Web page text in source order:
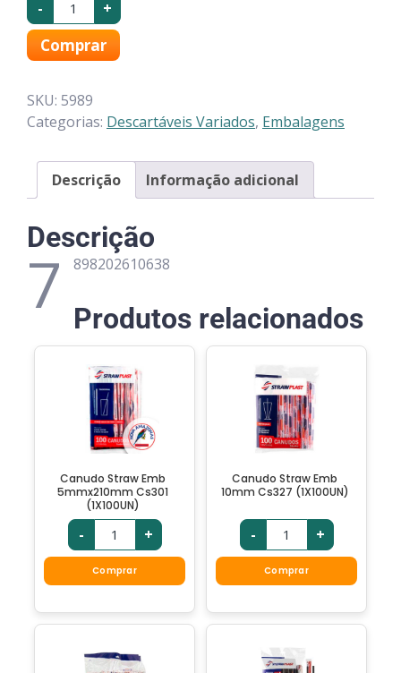
- +
Comprar
SKU: 5989
Categorias: Descartáveis Variados, Embalagens
Descrição Informação adicional
Descrição
7 898202610638
Produtos relacionados
Canudo Straw Emb
5mmx210mm Cs301
(1X100UN)
- +
Comprar
Canudo Straw Emb
10mm Cs327 (1X100UN)
- +
Comprar